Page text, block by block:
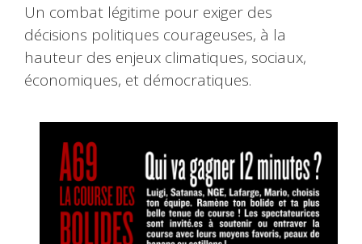
Un combat légitime pour exiger des
décisions politiques courageuses, à la
hauteur des enjeux climatiques, sociaux,
économiques, et démocratiques.